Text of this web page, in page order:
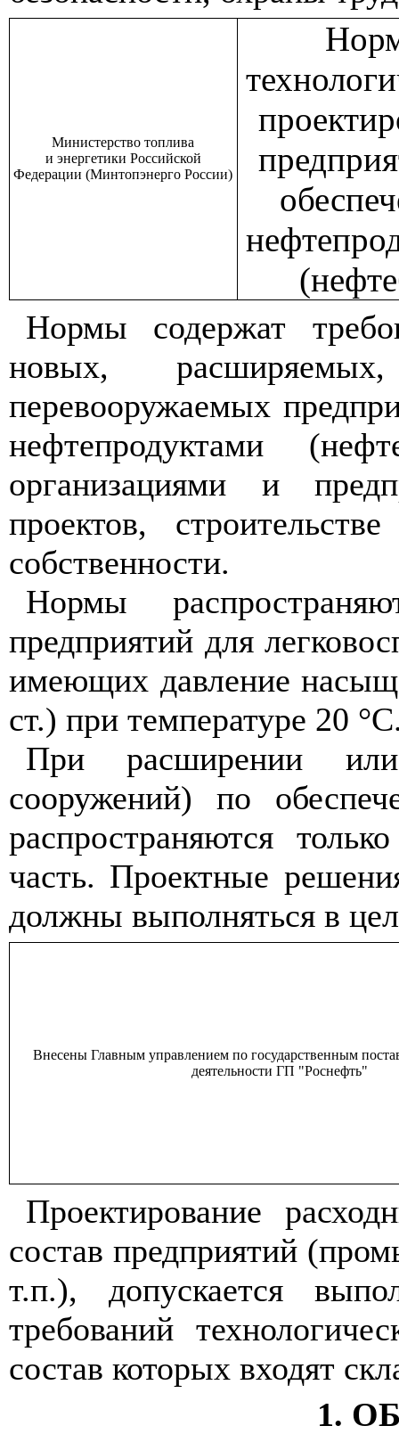
Министерство топлива
и энергетики Российской
Федерации (Минтопэнерго России)
Нормы содержат
новых,
перевооружаемых
нефтепродуктами
организациями и
проектов,
собственности.
Нормы
предприятий для
имеющих давление
ст.) при температуре 20
При расширении или
сооружений) по
распространяются
часть. Проектные
должны выполняться в
Внесены Главным управлением по государственным
деятельности ГП "Роснефть"
Проектирование
состав предприятий
т.п.), допускается
требований
состав которых входят
1.